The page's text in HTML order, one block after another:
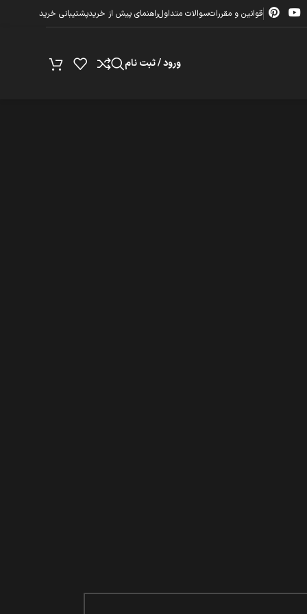
قوانین و مقرراتسوالات متداولراهنمای پیش از خریدپشتیبانی خرید
ورود / ثبت نام